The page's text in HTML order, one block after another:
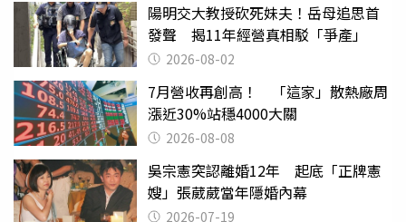
陽明交大教授砍死妹夫！岳母追思首
發聲 揭11年經營真相駁「爭產」
2026-08-02
7月營收再創高！ 「這家」散熱廠周
漲近30%站穩4000大關
2026-08-08
吳宗憲突認離婚12年 起底「正牌憲
嫂」張葳葳當年隱婚內幕
2026-07-19